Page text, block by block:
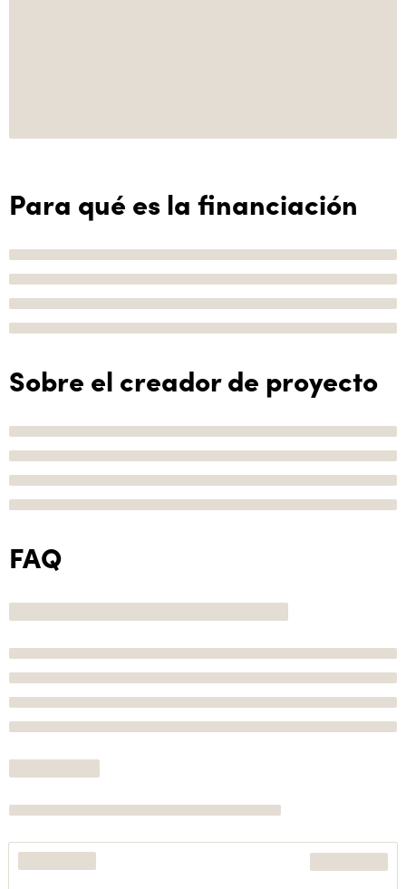
Para qué es la financiación
Sobre el creador de proyecto
FAQ